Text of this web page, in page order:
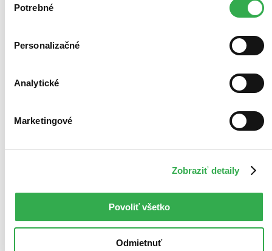
keby sme mohli používať všetky tieto cookies. Ďakujeme!
súhlasu
Potrebné
Personalizačné
Analytické
Marketingové
Zobraziť detaily
Povoliť všetko
Odmietnuť